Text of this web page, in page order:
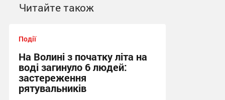
Читайте також
Події
На Волині з початку літа на
воді загинуло 6 людей:
застереження
рятувальників